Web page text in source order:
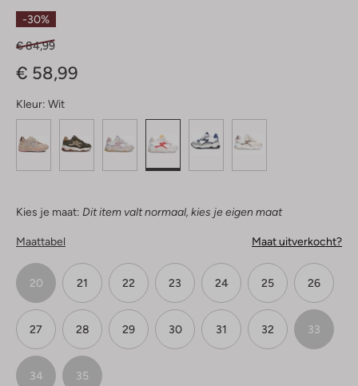
-30%
€ 84,99
€ 58,99
Kleur: Wit
Kies je maat: Dit item valt normaal, kies je eigen maat
Maattabel Maat uitverkocht?
20 21 22 23 24 25 26
27 28 29 30 31 32 33
34 35